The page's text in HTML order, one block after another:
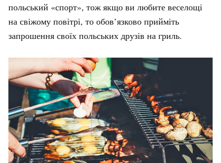
польський «спорт», тож якщо ви любите веселощі
на свіжому повітрі, то обов’язково прийміть
запрошення своїх польських друзів на гриль.